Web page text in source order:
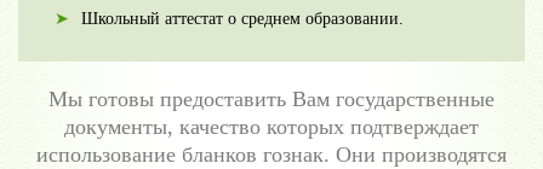
Школьный аттестат о среднем образовании.
Мы готовы предоставить Вам государственные
документы, качество которых подтверждает
использование бланков гознак. Они производятся